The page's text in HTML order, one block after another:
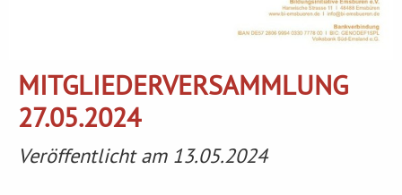
MITGLIEDERVERSAMMLUNG
27.05.2024
Veröffentlicht am 13.05.2024